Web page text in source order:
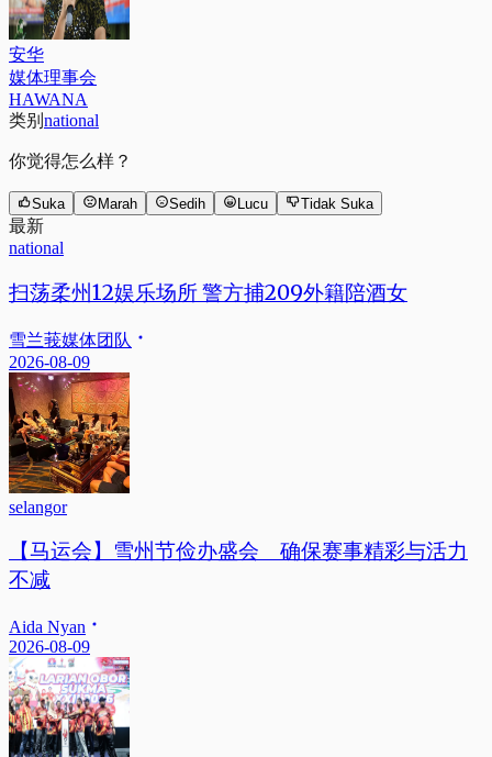
安华
媒体理事会
HAWANA
类别 national
你觉得怎么样？
Suka Marah Sedih Lucu Tidak Suka
最新
national
扫荡柔州12娱乐场所 警方捕209外籍陪酒女
雪兰莪媒体团队
2026-08-09
selangor
【马运会】雪州节俭办盛会 确保赛事精彩与活力
不减
Aida Nyan
2026-08-09